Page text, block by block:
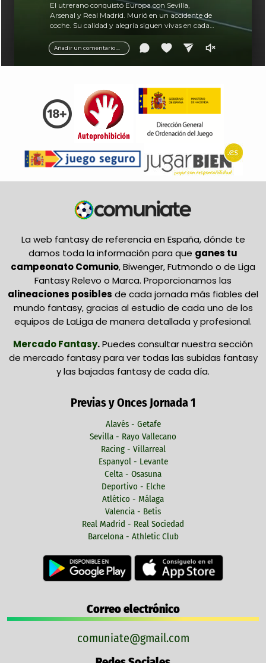
Añadir un comentario ...
El utrerano conquistó Europa con Sevilla,
Arsenal y Real Madrid. Murió en un accidente de
coche. Su calidad y alegría siguen vivas en cada
La web fantasy de referencia en España, dónde te
damos toda la información para que ganes tu
campeonato Comunio, Biwenger, Futmondo o de Liga
Fantasy Relevo o Marca. Proporcionamos las
alineaciones posibles de cada jornada más fiables del
mundo fantasy, gracias al estudio de cada uno de los
equipos de LaLiga de manera detallada y profesional.
Mercado Fantasy.Puedes consultar nuestra sección
de mercado fantasy para ver todas las subidas fantasy
y las bajadas fantasy de cada día.
Previas y Onces Jornada 1
Alavés - Getafe
Sevilla - Rayo Vallecano
Racing - Villarreal
Espanyol - Levante
Celta - Osasuna
Deportivo - Elche
Atlético - Málaga
Valencia - Betis
Real Madrid - Real Sociedad
Barcelona - Athletic Club
Correo electrónico
comuniate@gmail.com